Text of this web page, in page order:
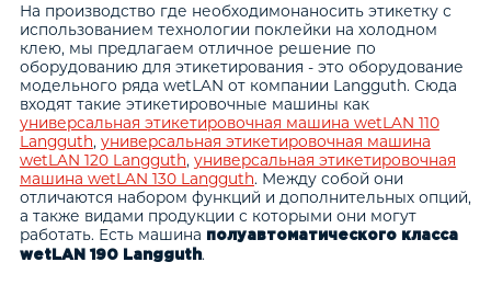
На производство где необходимонаносить этикетку с
использованием технологии поклейки на холодном
клею, мы предлагаем отличное решение по
оборудованию для этикетирования - это оборудование
модельного ряда wetLAN от компании Langguth. Сюда
входят такие этикетировочные машины как
универсальная этикетировочная машина wetLAN 110
Langguth, универсальная этикетировочная машина
wetLAN 120 Langguth, универсальная этикетировочная
машина wetLAN 130 Langguth. Между собой они
отличаются набором функций и дополнительных опций,
а также видами продукции с которыми они могут
работать. Есть машина полуавтоматического класса
wetLAN 190 Langguth.